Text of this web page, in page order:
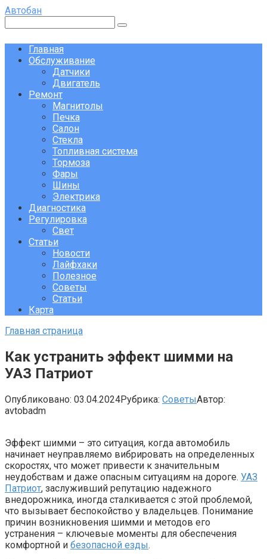
Перейти
контенту
Автобан
Главная
Обслуживание
Датчики
Двигатель
Ремонт
Магнитолы
Печка
Салон
Стекла
Топливная система
Тормоза
Фары
Шины
Электрика
Диагностика
Регулировка
Свет
Статьи
Новости
Лайфхаки
Полезное
Советы
Статьи
Карта
Главная страница
Как устранить эффект шимми на
УАЗ Патриот
Опубликовано: 03.04.2024Рубрика: СоветыАвтор:
avtobadm
Эффект шимми – это ситуация, когда автомобиль
начинает неуправляемо вибрировать на определенных
скоростях, что может привести к значительным
неудобствам и даже опасным ситуациям на дороге. УАЗ
Патриот, заслуживший репутацию надежного
внедорожника, иногда сталкивается с этой проблемой,
что вызывает беспокойство у владельцев. Понимание
причин возникновения шимми и методов его
устранения – ключевые моменты для обеспечения
комфортной и безопасной езды.